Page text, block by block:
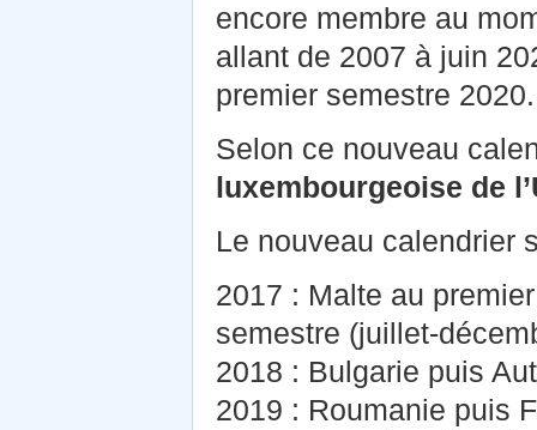
encore membre au
allant de 2007 à juin
premier semestre 2020.
Selon ce nouveau
luxembourgeoise de
Le nouveau calendrier
2017 : Malte au
semestre (juillet-
2018 : Bulgarie puis
2019 : Roumanie puis